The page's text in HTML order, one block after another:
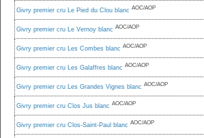
Givry premier cru Le Pied du Clou blanc AOC/AOP
Givry premier cru Le Vernoy blanc AOC/AOP
Givry premier cru Les Combes blanc AOC/AOP
Givry premier cru Les Galaffres blanc AOC/AOP
Givry premier cru Les Grandes Vignes blanc AOC/AOP
Givry premier cru Clos Jus blanc AOC/AOP
Givry premier cru Clos-Saint-Paul blanc AOC/AOP